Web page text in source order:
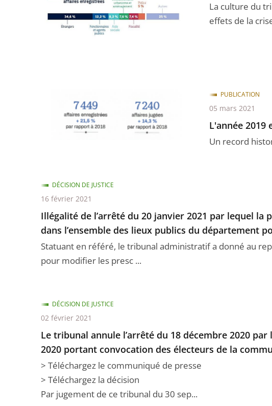
La culture du
effets de la
L'année 2019
Un record
PUBLICATION
05 mars 2021
Illégalité de l’arrêté du 20 janvier 2021 par lequel
dans l’ensemble des lieux publics du département
Statuant en référé, le tribunal administratif a donné au
pour modifier les presc ...
DÉCISION DE JUSTICE
16 février 2021
Le tribunal annule l’arrêté du 18 décembre 2020
2020 portant convocation des électeurs de la
> Téléchargez le communiqué de presse
> Téléchargez la décision
Par jugement de ce tribunal du 30 sep...
DÉCISION DE JUSTICE
02 février 2021